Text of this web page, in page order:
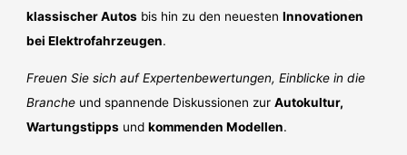
klassischer Autos bis hin zu den neuestenInnovationen
bei Elektrofahrzeugen.
Freuen Sie sich auf Expertenbewertungen, Einblicke in die
Branche und spannende Diskussionen zurAutokultur,
Wartungstipps undkommenden Modellen.